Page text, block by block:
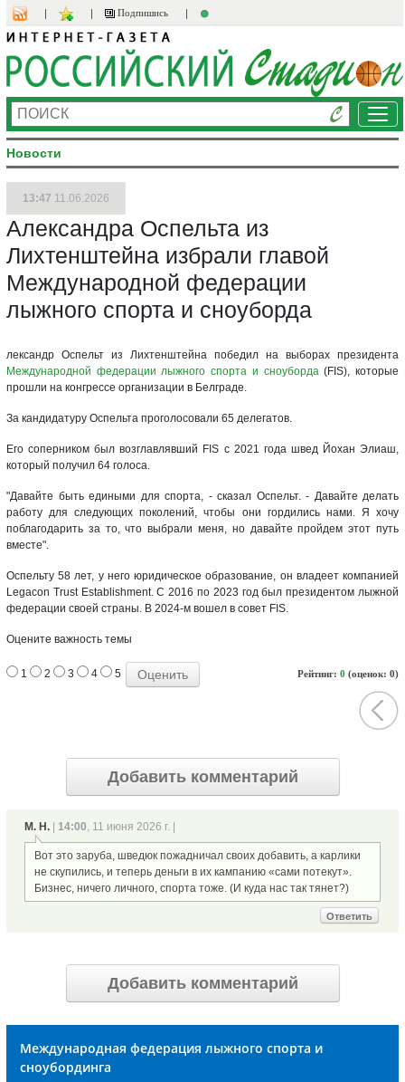
Подпишись
Новости
13:47 11.06.2026
Александра Оспельта из
Лихтенштейна избрали главой
Международной федерации
лыжного спорта и сноуборда
лександр Оспельт из Лихтенштейна победил на выборах президента
Международной федерации лыжного спорта и сноуборда(FIS), которые
прошли на конгрессе организации в Белграде.
За кандидатуру Оспельта проголосовали 65 делегатов.
Его соперником был возглавлявший FIS с 2021 года швед Йохан Элиаш,
который получил 64 голоса.
"Давайте быть едиными для спорта, - сказал Оспельт. - Давайте делать
работу для следующих поколений, чтобы они гордились нами. Я хочу
поблагодарить за то, что выбрали меня, но давайте пройдем этот путь
вместе".
Оспельту 58 лет, у него юридическое образование, он владеет компанией
Legacon Trust Establishment. С 2016 по 2023 год был президентом лыжной
федерации своей страны. В 2024-м вошел в совет FIS.
Оцените важность темы
Рейтинг: 0 (оценок: 0)
1 2 3 4 5
Добавить комментарий
М. Н. 14:00, 11 июня 2026 г. |
Вот это заруба, шведюк пожадничал своих добавить, а карлики
не скупились, и теперь деньги в их кампанию «сами потекут».
Бизнес, ничего личного, спорта тоже. (И куда нас так тянет?)
Ответить
Добавить комментарий
Международная федерация лыжного спорта и
сноубординга